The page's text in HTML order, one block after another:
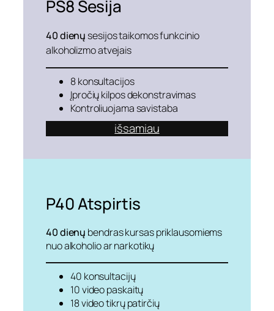
PS8Sesija
40 dienų sesijos taikomos funkcinio
alkoholizmo atvejais
8 konsultacijos
Įpročių kilpos dekonstravimas
Kontroliuojama savistaba
išsamiau
P40Atspirtis
40 dienų bendras kursas priklausomiems
nuo alkoholio ar narkotikų
40 konsultacijų
10 video paskaitų
18 video tikrų patirčių